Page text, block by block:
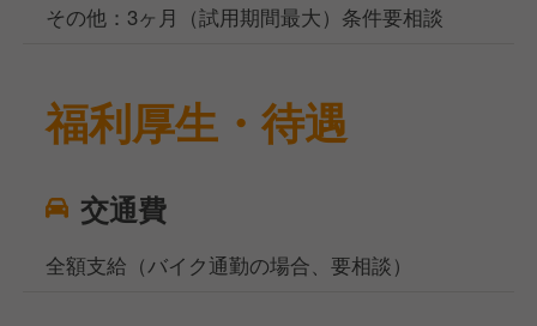
その他：3ヶ月（試用期間最大）条件要相談
福利厚生・待遇
交通費
全額支給（バイク通勤の場合、要相談）